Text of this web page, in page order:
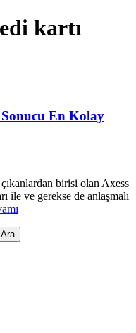
kartı
En Kolay
birisi olan Axess
ile ve gerekse de anlaşmalı